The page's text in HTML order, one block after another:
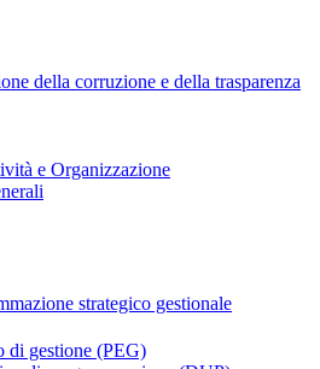
della corruzione e della trasparenza
e Organizzazione
strategico gestionale
di gestione (PEG)